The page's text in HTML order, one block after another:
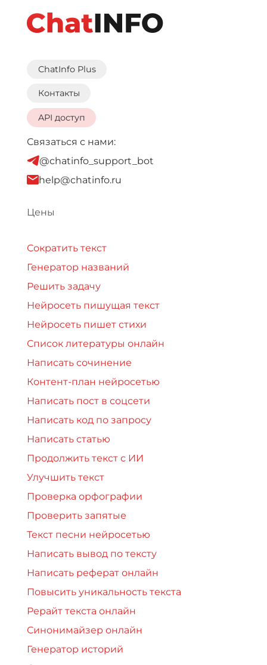
ChatInfo Plus
Контакты
API доступ
Связаться с нами:
@chatinfo_support_bot
help@chatinfo.ru
Цены
Сократить текст
Генератор названий
Решить задачу
Нейросеть пишущая текст
Нейросеть пишет стихи
Список литературы онлайн
Написать сочинение
Контент-план нейросетью
Написать пост в соцсети
Написать код по запросу
Написать статью
Продолжить текст с ИИ
Улучшить текст
Проверка орфографии
Проверить запятые
Текст песни нейросетью
Написать вывод по тексту
Написать реферат онлайн
Повысить уникальность текста
Рерайт текста онлайн
Синонимайзер онлайн
Генератор историй